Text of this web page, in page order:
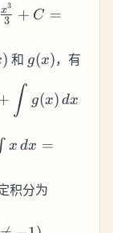
3
x3 + C =
) 和 g(x)
g(x)，有
g(x)] \, dx =
∫ g(x) dx
∫ x dx =
积分为
dx =